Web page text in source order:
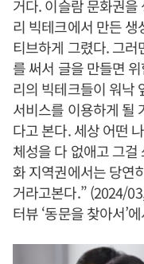
거다. 이슬람 문화권
리 빅테크에서 만든 생
티브하게 그렸다. 그
를 써서 글을 만들면
리의 빅테크들이 워낙
서비스를 이용하게 될
다고 본다. 세상 어떤
체성을 다 없애고 그
화 지역권에서는 당연
거라고본다.” (2024/
터뷰 ‘동문을 찾아서’